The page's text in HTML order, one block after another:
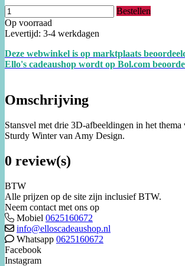
Bestellen
Op voorraad
Levertijd: 3-4 werkdagen
Deze webwinkel is op marktplaats
Ello's cadeaushop wordt op Bol.com
Omschrijving
Stansvel met drie 3D-afbeeldingen in het thema
Sturdy Winter van Amy Design.
0 review(s)
BTW
Alle prijzen op de site zijn inclusief BTW.
Neem contact met ons op
Mobiel 0625160672
info@elloscadeaushop.nl
Whatsapp 0625160672
Facebook
Instagram